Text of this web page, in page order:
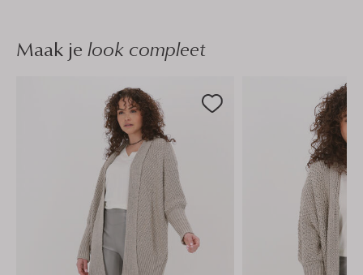
Maak je look compleet